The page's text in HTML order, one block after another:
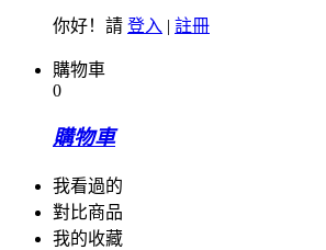
你好！請 登入 | 註冊
購物車
0
購物車
我看過的
對比商品
我的收藏